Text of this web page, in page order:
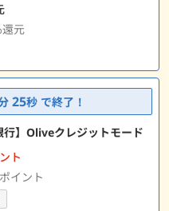
元
24秒 で終了！
行】Oliveクレジットモード
ト
イント